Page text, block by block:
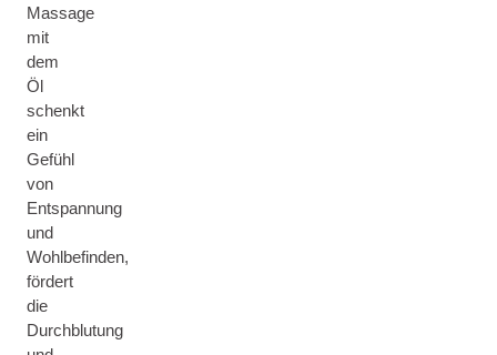
Massage
mit
dem
Öl
schenkt
ein
Gefühl
von
Entspannung
und
Wohlbefinden,
fördert
die
Durchblutung